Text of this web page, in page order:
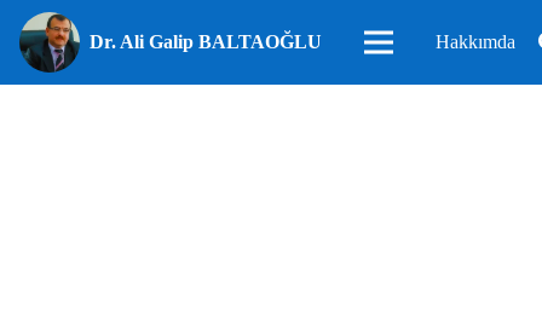
Dr. Ali Galip BALTAOĞLU Hakkımda